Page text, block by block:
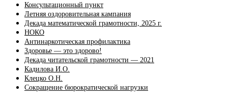
Консультационный пункт
Летняя оздоровительная кампания
Декада математической грамотности, 2025 г.
НОКО
Антинаркотическая профилактика
Здоровье — это здорово!
Декада читательской грамотности — 2021
Кадилова И.О.
Клецко О.Н.
Сокращение бюрократической нагрузки